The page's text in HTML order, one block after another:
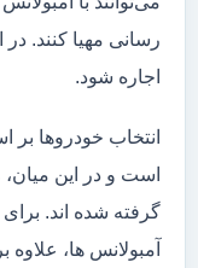
رسانی مهیا کنند.
اجاره شود.
انتخاب خودروها
است و در این میان،
گرفته شده اند.
آمبولانس ها، علاوه